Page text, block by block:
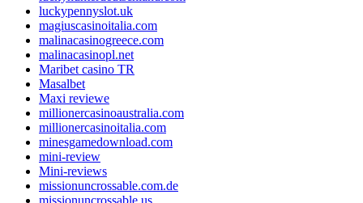
luckypennyslot.uk
magiuscasinoitalia.com
malinacasinogreece.com
malinacasinopl.net
Maribet casino TR
Masalbet
Maxi reviewe
millionercasinoaustralia.com
millionercasinoitalia.com
minesgamedownload.com
mini-review
Mini-reviews
missionuncrossable.com.de